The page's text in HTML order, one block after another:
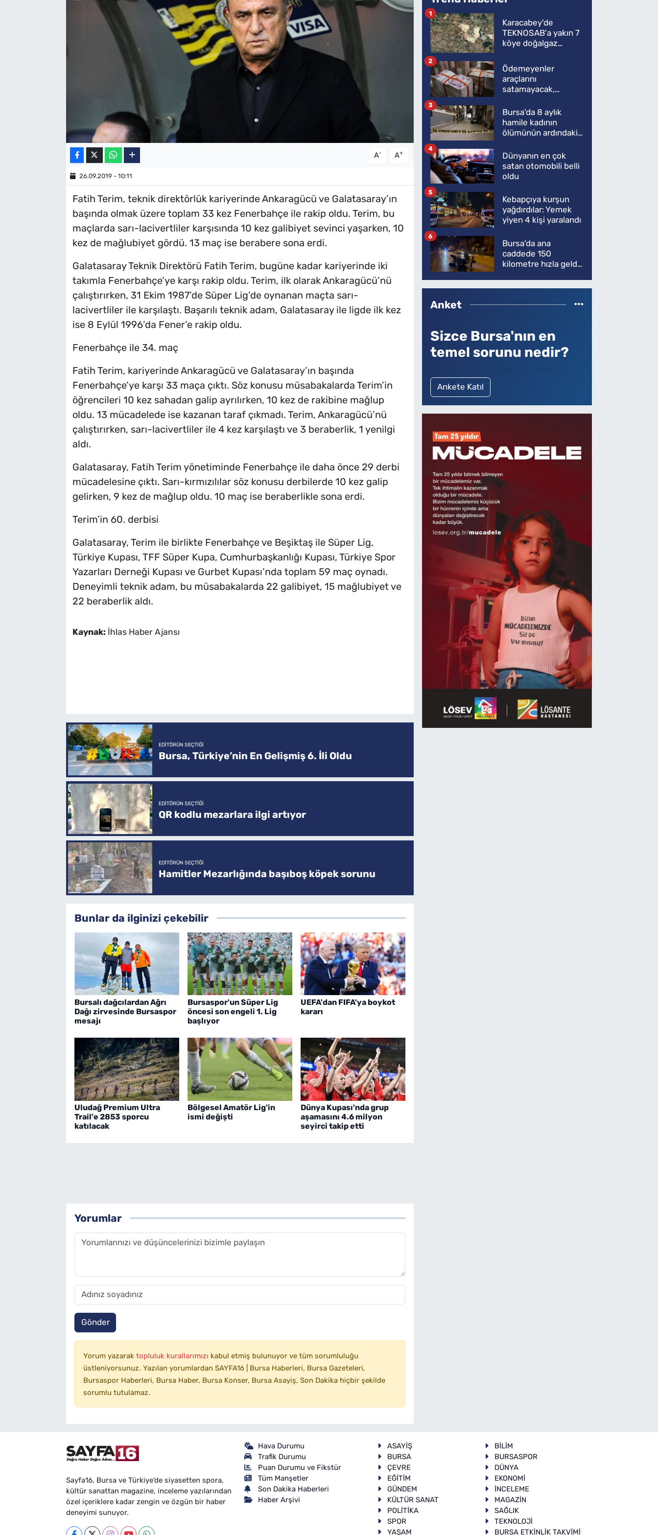
A- A+
26.09.2019 - 10:11
Fatih Terim, teknik direktörlük kariyerinde Ankaragücü ve Galatasaray’ın
başında olmak üzere toplam 33 kez Fenerbahçe ile rakip oldu. Terim, bu
maçlarda sarı-lacivertliler karşısında 10 kez galibiyet sevinci yaşarken, 10
kez de mağlubiyet gördü. 13 maç ise berabere sona erdi.
Galatasaray Teknik Direktörü Fatih Terim, bugüne kadar kariyerinde iki
takımla Fenerbahçe’ye karşı rakip oldu. Terim, ilk olarak Ankaragücü’nü
çalıştırırken, 31 Ekim 1987’de Süper Lig’de oynanan maçta sarı-
lacivertliler ile karşılaştı. Başarılı teknik adam, Galatasaray ile ligde ilk kez
ise 8 Eylül 1996’da Fener’e rakip oldu.
Fenerbahçe ile 34. maç
Fatih Terim, kariyerinde Ankaragücü ve Galatasaray’ın başında
Fenerbahçe’ye karşı 33 maça çıktı. Söz konusu müsabakalarda Terim’in
öğrencileri 10 kez sahadan galip ayrılırken, 10 kez de rakibine mağlup
oldu. 13 mücadelede ise kazanan taraf çıkmadı. Terim, Ankaragücü’nü
çalıştırırken, sarı-lacivertliler ile 4 kez karşılaştı ve 3 beraberlik, 1 yenilgi
aldı.
Galatasaray, Fatih Terim yönetiminde Fenerbahçe ile daha önce 29 derbi
mücadelesine çıktı. Sarı-kırmızılılar söz konusu derbilerde 10 kez galip
gelirken, 9 kez de mağlup oldu. 10 maç ise beraberlikle sona erdi.
Terim’in 60. derbisi
Galatasaray, Terim ile birlikte Fenerbahçe ve Beşiktaş ile Süper Lig,
Türkiye Kupası, TFF Süper Kupa, Cumhurbaşkanlığı Kupası, Türkiye Spor
Yazarları Derneği Kupası ve Gurbet Kupası’nda toplam 59 maç oynadı.
Deneyimli teknik adam, bu müsabakalarda 22 galibiyet, 15 mağlubiyet ve
22 beraberlik aldı.
Kaynak: İhlas Haber Ajansı
EDITÖRÜN SEÇTIĞI
Bursa, Türkiye’nin En Gelişmiş 6. İli Oldu
EDITÖRÜN SEÇTIĞI
QR kodlu mezarlara ilgi artıyor
EDITÖRÜN SEÇTIĞI
Hamitler Mezarlığında başıboş köpek sorunu
Bunlar da ilginizi çekebilir
Bursalı dağcılardan Ağrı
Dağı zirvesinde Bursaspor
mesajı
Bursaspor'un Süper Lig
öncesi son engeli 1. Lig
başlıyor
UEFA'dan FIFA'ya boykot
kararı
Uludağ Premium Ultra
Trail'e 2853 sporcu
katılacak
Bölgesel Amatör Lig'in
ismi değişti
Dünya Kupası'nda grup
aşamasını 4.6 milyon
seyirci takip etti
Yorumlar
Gönder
Yorum yazarak topluluk kurallarımızı kabul etmiş bulunuyor ve tüm sorumluluğu
üstleniyorsunuz. Yazılan yorumlardan SAYFA16 | Bursa Haberleri, Bursa Gazeteleri,
Bursaspor Haberleri, Bursa Haber, Bursa Konser, Bursa Asayiş, Son Dakika hiçbir şekilde
sorumlu tutulamaz.
Karacabey'de
TEKNOSAB'a yakın 7
köye doğalgaz
1
Ödemeyenler
araçlarını
satamayacak,
2
Bursa'da 8 aylık
hamile kadının
ölümünün ardındaki
3
Dünyanın en çok
satan otomobili belli
oldu
4
Kebapçıya kurşun
yağdırdılar: Yemek
yiyen 4 kişi yaralandı
5
Bursa'da ana
caddede 150
kilometre hızla geldi,
6
Anket
Sizce Bursa'nın en
temel sorunu nedir?
Ankete Katıl
Sayfa16, Bursa ve Türkiye'de siyasetten spora,
kültür sanattan magazine, inceleme yazılarından
özel içeriklere kadar zengin ve özgün bir haber
deneyimi sunuyor.
Hava Durumu
Trafik Durumu
Puan Durumu ve Fikstür
Tüm Manşetler
Son Dakika Haberleri
Haber Arşivi
ASAYİŞ
BİLİM
BURSA
BURSASPOR
ÇEVRE
DÜNYA
EĞİTİM
EKONOMİ
GÜNDEM
İNCELEME
KÜLTÜR SANAT
MAGAZİN
POLİTİKA
SAĞLIK
SPOR
TEKNOLOJİ
YAŞAM
BURSA ETKİNLİK TAKVİMİ